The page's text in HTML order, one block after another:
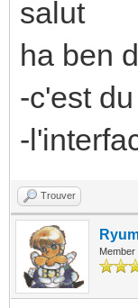
salut
ha ben
-c'est
-
Trouver
Member